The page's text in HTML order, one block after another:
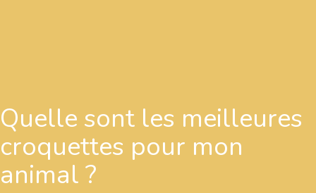
Quelle sont les meilleures
croquettes pour mon
animal ?